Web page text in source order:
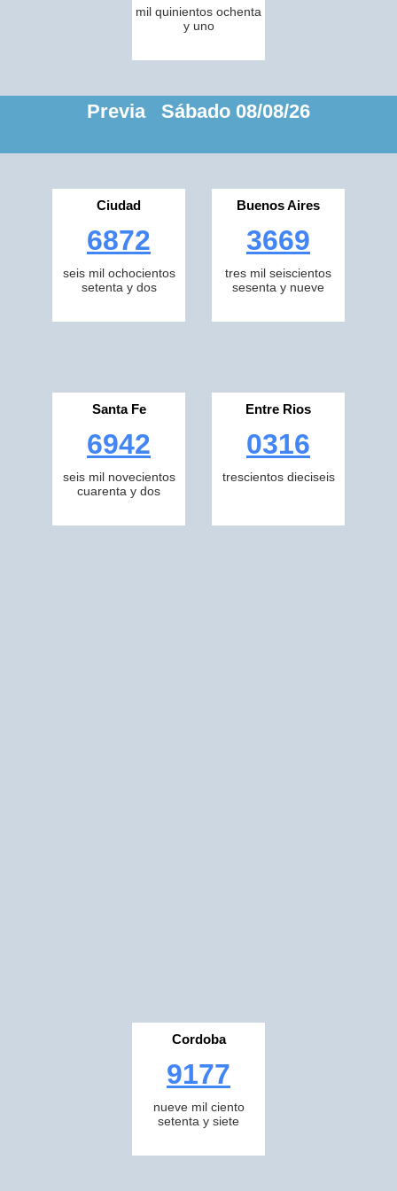
mil quinientos ochenta
y uno
Previa Sábado 08/08/26
Ciudad
6872
seis mil ochocientos
setenta y dos
Buenos Aires
3669
tres mil seiscientos
sesenta y nueve
Santa Fe
6942
seis mil novecientos
cuarenta y dos
Entre Rios
0316
trescientos dieciseis
Cordoba
9177
nueve mil ciento
setenta y siete